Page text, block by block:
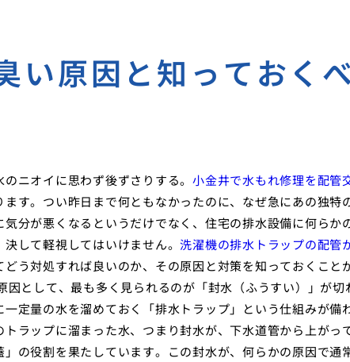
い原因と知っておくべ
ニオイに思わず後ずさりする。 小金井で水もれ修理を配管
す。つい昨日まで何ともなかったのに、なぜ急にあの独特
分が悪くなるというだけでなく、住宅の排水設備に何らか
して軽視してはいけません。洗濯機の排水トラップの配管
う対処すれば良いのか、その原因と対策を知っておくこと
として、最も多く見られるのが「封水（ふうすい）」が切
定量の水を溜めておく「排水トラップ」という仕組みが備
トラップに溜まった水、つまり封水が、下水道管から上がっ
の役割を果たしています。この封水が、何らかの原因で通